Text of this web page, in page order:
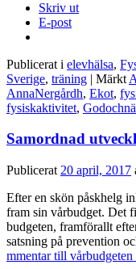
Skriv ut
E-post
Publicerat i elevhälsa,
Sverige, träning | Märkt
AnnaNergårdh, Ekot,
fysiskaktivitet,
Samordnad
Publicerat 20 april, 2017
Efter en skön påskhelg
fram sin vårbudget. Det
budgeten, framförallt
satsning på prevention
mmentar till vårbudgeten